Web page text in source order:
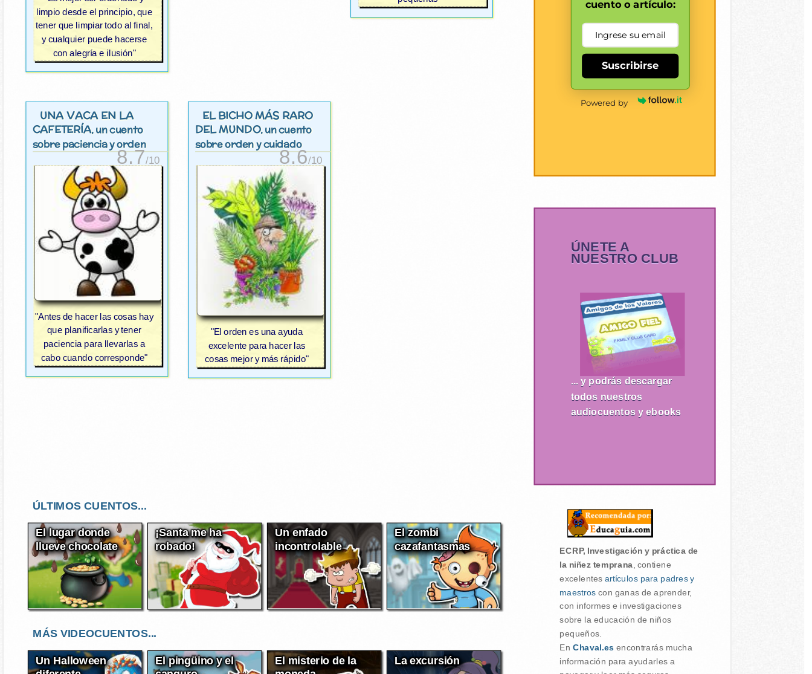
limpio desde el principio, que
tener que limpiar todo al final,
y cualquier puede hacerse
con alegría e ilusión"
UNA VACA EN LA
CAFETERÍA, un cuento
sobre paciencia y orden
8.7/10
"Antes de hacer las cosas hay
que planificarlas y tener
paciencia para llevarlas a
cabo cuando corresponde"
EL BICHO MÁS RARO
DEL MUNDO, un cuento
sobre orden y cuidado
8.6/10
"El orden es una ayuda
excelente para hacer las
cosas mejor y más rápido"
ÚLTIMOS CUENTOS...
El lugar donde
llueve chocolate
¡Santa me ha
robado!
Un enfado
incontrolable
El zombi
cazafantasmas
MÁS VIDEOCUENTOS...
Un Halloween El pingüino y el El misterio de la La excursión
cuento o artículo:
Suscribirse
Powered by
ÚNETE A
NUESTRO CLUB
... y podrás descargar
todos nuestros
audiocuentos y ebooks
ECRP, Investigación y práctica de
la niñez temprana, contiene
excelentes artículos para padres y
maestros con ganas de aprender,
con informes e investigaciones
sobre la educación de niños
pequeños.
En Chaval.es encontrarás mucha
información para ayudarles a